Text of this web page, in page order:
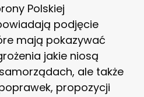
Polskiej
podjęcie
mają pokazywać
jakie niosą
ale także
propozycji